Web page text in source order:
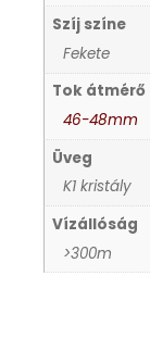
Szíj színe
Fekete
Tok átmérő
46-48mm
Üveg
K1 kristály
Vízállóság
>300m
KENNETH COLE
LORUS
LOTUS STYLE
MÁRKÁS
MASERATI